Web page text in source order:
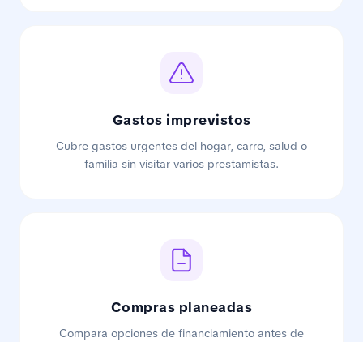
Gastos imprevistos
Cubre gastos urgentes del hogar, carro, salud o
familia sin visitar varios prestamistas.
Compras planeadas
Compara opciones de financiamiento antes de